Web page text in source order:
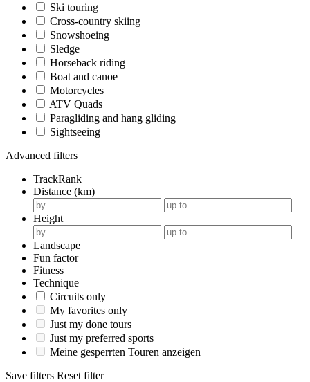
Ski touring
Cross-country skiing
Snowshoeing
Sledge
Horseback riding
Boat and canoe
Motorcycles
ATV Quads
Paragliding and hang gliding
Sightseeing
Advanced filters
TrackRank
Distance (km)
Height
Landscape
Fun factor
Fitness
Technique
Circuits only
My favorites only
Just my done tours
Just my preferred sports
Meine gesperrten Touren anzeigen
Save filters Reset filter